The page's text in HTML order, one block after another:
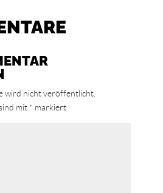
wird nicht veröffentlicht.
mit * markiert